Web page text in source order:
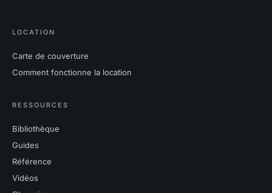
LOCATION
Carte de couverture
Comment fonctionne la location
RESSOURCES
Bibliothèque
Guides
Référence
Vidéos